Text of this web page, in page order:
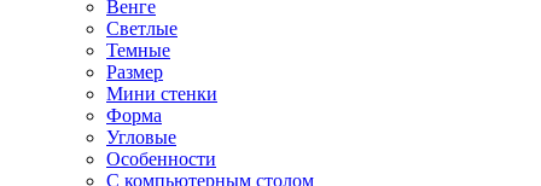
Венге
Светлые
Темные
Размер
Мини стенки
Форма
Угловые
Особенности
С компьютерным столом